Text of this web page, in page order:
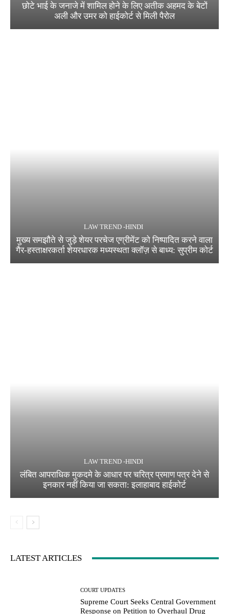
छोटे भाई के जनाजे में शामिल होने के लिए अतीक अहमद के बेटों
अली और उमर को हाईकोर्ट से मिली पैरोल
LAW TREND -HINDI
मुख्य समझौते से जुड़े शेयर परचेज एग्रीमेंट को निष्पादित करने वाला
गैर-हस्ताक्षरकर्ता शेयरधारक मध्यस्थता क्लॉज़ से बाध्य: सुप्रीम कोर्ट
LAW TREND -HINDI
लंबित आपराधिक मुकदमे के आधार पर चरित्र प्रमाण पत्र देने से
इनकार नहीं किया जा सकता: इलाहाबाद हाईकोर्ट
LATEST ARTICLES
COURT UPDATES
Supreme Court Seeks Central Government
Response on Petition to Overhaul Drug